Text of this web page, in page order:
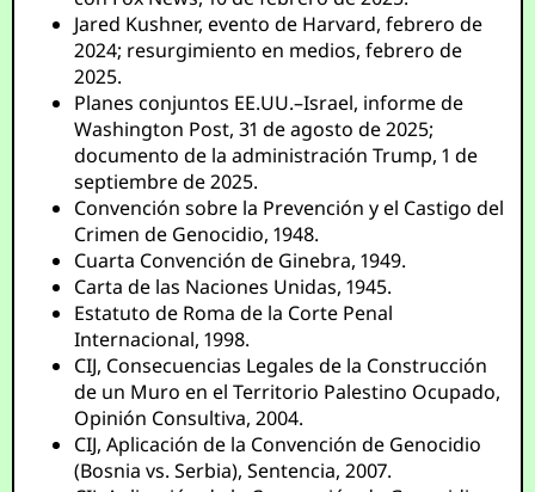
Jared Kushner, evento de Harvard, febrero de
2024; resurgimiento en medios, febrero de
2025.
Planes conjuntos EE.UU.–Israel, informe de
Washington Post, 31 de agosto de 2025;
documento de la administración Trump, 1 de
septiembre de 2025.
Convención sobre la Prevención y el Castigo del
Crimen de Genocidio, 1948.
Cuarta Convención de Ginebra, 1949.
Carta de las Naciones Unidas, 1945.
Estatuto de Roma de la Corte Penal
Internacional, 1998.
CIJ, Consecuencias Legales de la Construcción
de un Muro en el Territorio Palestino Ocupado,
Opinión Consultiva, 2004.
CIJ, Aplicación de la Convención de Genocidio
(Bosnia vs. Serbia), Sentencia, 2007.